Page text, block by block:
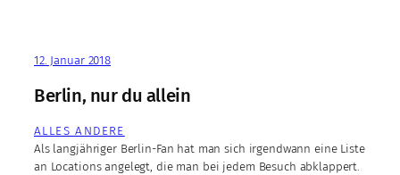
12. Januar 2018
Berlin, nur du allein
ALLES ANDERE
Als langjähriger Berlin-Fan hat man sich irgendwann eine Liste
an Locations angelegt, die man bei jedem Besuch abklappert.